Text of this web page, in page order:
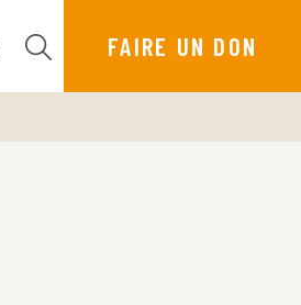
FAIRE UN DON